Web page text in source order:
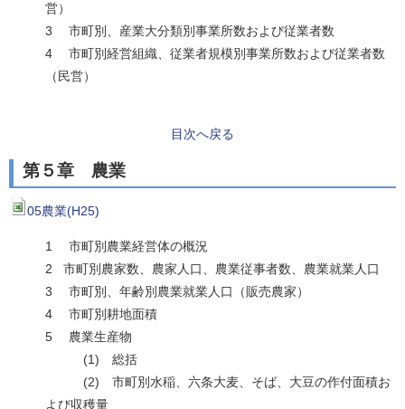
営）
3 市町別、産業大分類別事業所数および従業者数
4 市町別経営組織、従業者規模別事業所数および従業者数
（民営）
目次へ戻る
第５章 農業
05農業(H25)
1 市町別農業経営体の概況
2 市町別農家数、農家人口、農業従事者数、農業就業人口
3 市町別、年齢別農業就業人口（販売農家）
4 市町別耕地面積
5 農業生産物
(1) 総括
(2) 市町別水稲、六条大麦、そば、大豆の作付面積お
よび収穫量